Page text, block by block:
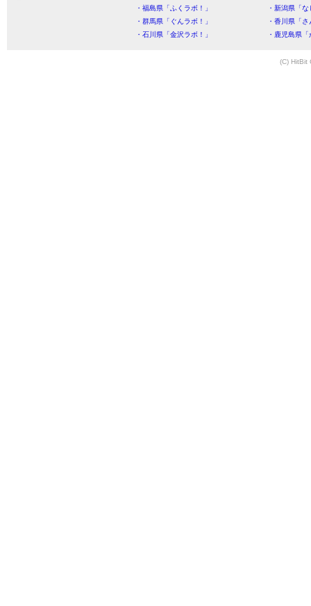
・福島県「ふくラボ！」
・新潟県「
・群馬県「ぐんラボ！」
・香川県「
・石川県「金沢ラボ！」
・鹿児島県
(C) HitBit